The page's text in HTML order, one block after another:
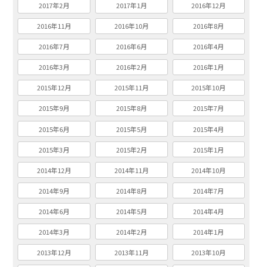
2017年2月 2017年1月 2016年12月
2016年11月 2016年10月 2016年8月
2016年7月 2016年6月 2016年4月
2016年3月 2016年2月 2016年1月
2015年12月 2015年11月 2015年10月
2015年9月 2015年8月 2015年7月
2015年6月 2015年5月 2015年4月
2015年3月 2015年2月 2015年1月
2014年12月 2014年11月 2014年10月
2014年9月 2014年8月 2014年7月
2014年6月 2014年5月 2014年4月
2014年3月 2014年2月 2014年1月
2013年12月 2013年11月 2013年10月